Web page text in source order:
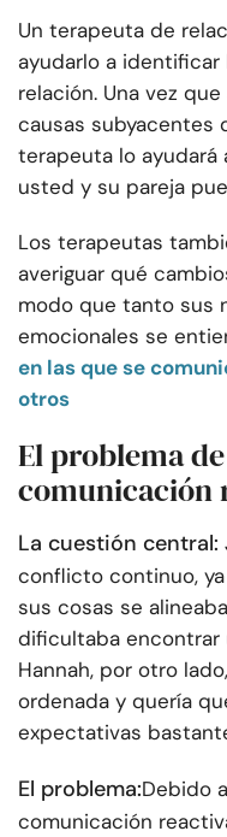
Un terapeuta de
ayudarlo a
relación. Una vez
causas subyacentes
terapeuta lo ayudará
usted y su pareja
Los terapeutas
averiguar qué
modo que tanto sus
emocionales se
en las que se
otros
El problema
comunicación
La cuestión central:
conflicto continuo,
sus cosas se
dificultaba encontrar
Hannah, por otro
ordenada y quería
expectativas
El problema:Debido
comunicación